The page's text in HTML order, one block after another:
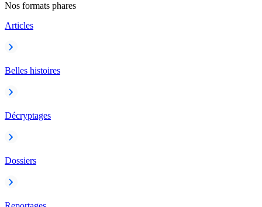
Nos formats phares
Articles
Belles histoires
Décryptages
Dossiers